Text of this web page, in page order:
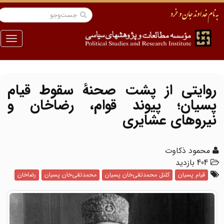
منو
روایتی از پشت صحنهٔ سقوط قیام
پسیان؛ پیوند قوام، رضاخان و
نیروهای عشایری
محمود ذکاوت
404 بازدید
قیام پسیان کلنل محمدتقی‌خان پسیان محمدتقی‌خان پسیان رضاخان